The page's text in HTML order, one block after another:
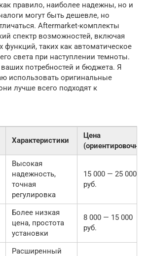
правило, наиболее надежны, но и
могут быть дешевле, но
Aftermarket-комплекты
спектр возможностей, включая
таких как автоматическое
света при наступлении темноты.
потребностей и бюджета. Я
использовать оригинальные
лучше всего подходят к
Характеристики
Цена
(ориентировочно)
Высокая
надежность,
точная
регулировка
15 000 — 25 000
руб.
Более низкая
цена, простота
установки
8 000 — 15 000
руб.
Расширенный